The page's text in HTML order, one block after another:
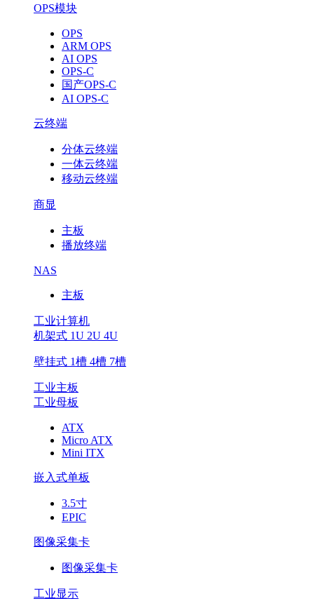
OPS模块
OPS
ARM OPS
AI OPS
OPS-C
国产OPS-C
AI OPS-C
云终端
分体云终端
一体云终端
移动云终端
商显
主板
播放终端
NAS
主板
工业计算机
机架式 1U 2U 4U
壁挂式 1槽 4槽 7槽
工业主板
工业母板
ATX
Micro ATX
Mini ITX
嵌入式单板
3.5寸
EPIC
图像采集卡
图像采集卡
工业显示